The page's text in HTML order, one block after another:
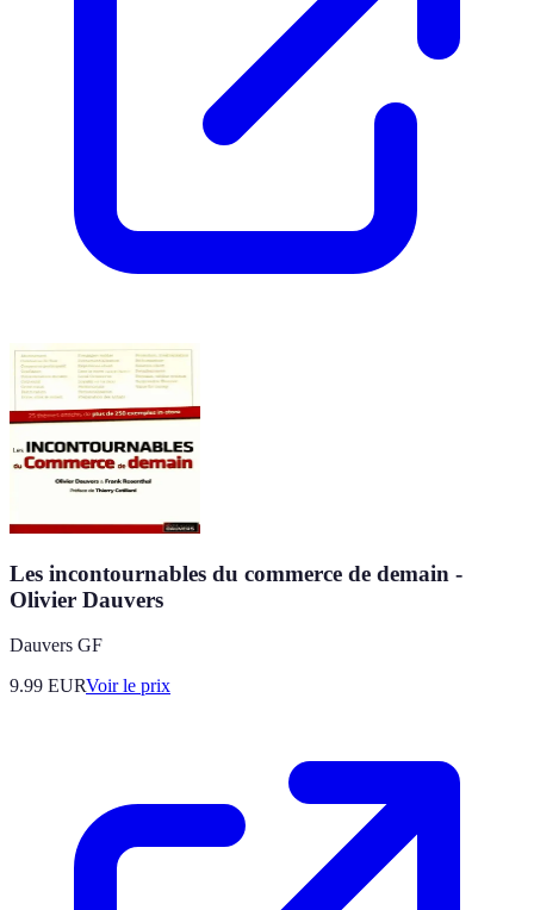
Les incontournables du commerce de demain -
Olivier Dauvers
Dauvers GF
9.99 EURVoir le prix